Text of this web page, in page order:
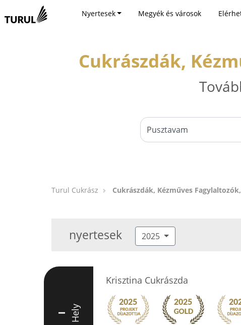
Nyertesek Megyék és városok
Cukrászdák,
Turul Cukrász Cukrászdák, Kézműves
nyertesek 2025
I Hely
Krisztina Cukrászda